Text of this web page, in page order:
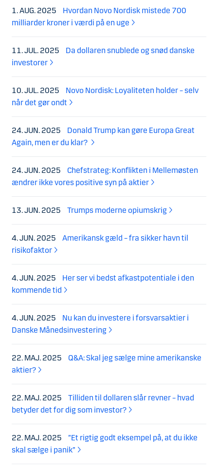
1. AUG. 2025
Hvordan Novo Nordisk mistede 700
milliarder kroner i værdi på en uge
11. JUL. 2025
Da dollaren snublede og snød danske
investorer
10. JUL. 2025
Novo Nordisk: Loyaliteten holder – selv
når det gør ondt
24. JUN. 2025
Donald Trump kan gøre Europa Great
Again, men er du klar?
24. JUN. 2025
Chefstrateg: Konflikten i Mellemøsten
ændrer ikke vores positive syn på aktier
13. JUN. 2025 Trumps moderne opiumskrig
4. JUN. 2025
Amerikansk gæld – fra sikker havn til
risikofaktor
4. JUN. 2025
Her ser vi bedst afkastpotentiale i den
kommende tid
4. JUN. 2025
Nu kan du investere i forsvarsaktier i
Danske Månedsinvestering
22. MAJ. 2025
Q&A: Skal jeg sælge mine amerikanske
aktier?
22. MAJ. 2025
Tilliden til dollaren slår revner – hvad
betyder det for dig som investor?
22. MAJ. 2025
”Et rigtig godt eksempel på, at du ikke
skal sælge i panik”